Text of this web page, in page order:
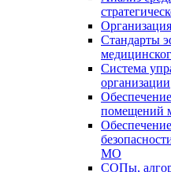
Стандарты
Система
организации
помещений
МО
СОПы,